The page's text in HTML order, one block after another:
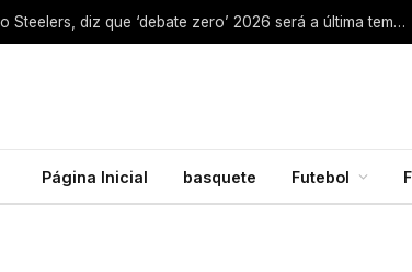
Aaron Rodgers, do Steelers, diz que ‘debate zero’ 2026 será a última temporada da NFL 28 de julho de 2026
Página Inicial basquete Futebol